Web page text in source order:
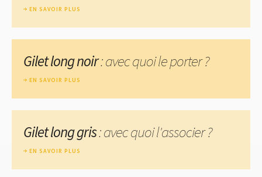
EN SAVOIR PLUS
Gilet long noir: avec quoi le porter ?
EN SAVOIR PLUS
Gilet long gris: avec quoi l'associer ?
EN SAVOIR PLUS